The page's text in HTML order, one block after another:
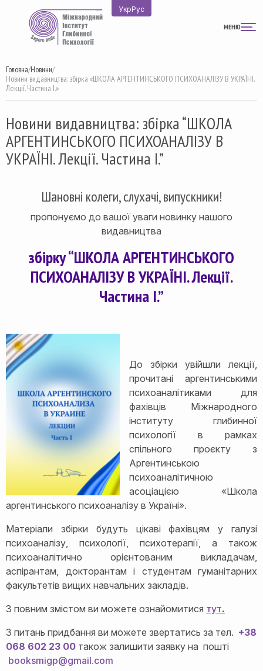
УкрРус
МЕНЮ
Головна/Новини/
Новини видавництва: збірка «ШКОЛА АРГЕНТИНСЬКОГО ПСИХОАНАЛІЗУ В УКРАЇНІ.
Лекції. Частина I.»
Новини видавництва: збірка “ШКОЛА
АРГЕНТИНСЬКОГО ПСИХОАНАЛІЗУ В
УКРАЇНІ. Лекції. Частина I.”
Шановні колеги, слухачі, випускники!
пропонуємо до вашої уваги новинку нашого
видавництва
збірку “ШКОЛА АРГЕНТИНСЬКОГО
ПСИХОАНАЛІЗУ В УКРАЇНІ. Лекції.
Частина I.”
До збірки увійшли лекції,
прочитані аргентинськими
психоаналітиками для
фахівців Міжнародного
інституту глибинної
психології в рамках
спільного проєкту з
Аргентинською
психоаналітичною
асоціацією «Школа
аргентинського психоаналізу в Україні».
Матеріали збірки будуть цікаві фахівцям у галузі
психоаналізу, психології, психотерапії, а також
психоаналітично орієнтованим викладачам,
аспірантам, докторантам і студентам гуманітарних
факультетів вищих навчальних закладів.
З повним змістом ви можете ознайомитися тут.
З питань придбання ви можете звертатись за тел. +38
068 602 23 00 також залишити заявку на пошті
booksmigp@gmail.com